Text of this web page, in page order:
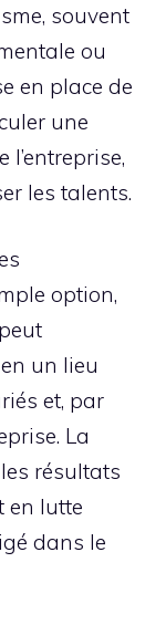
souvent
ou
en place de
une
les talents.
option,
un lieu
et, par
La
résultats
en lutte
dans le